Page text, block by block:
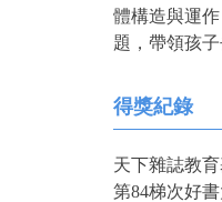
體構造與運
題，帶領孩
得獎紀錄
天下雜誌教
第84梯次好